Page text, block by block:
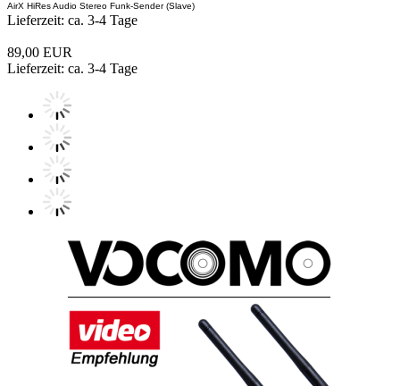
AirX HiRes Audio Stereo Funk-Sender (Slave)
Lieferzeit: ca. 3-4 Tage
89,00 EUR
Lieferzeit: ca. 3-4 Tage